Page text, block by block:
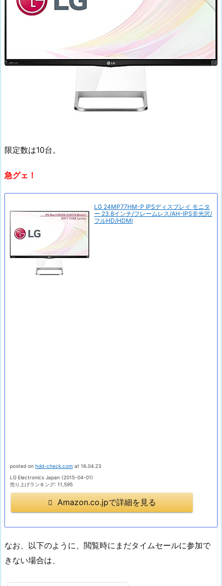
限定数は10台。
急グェ！
LG 24MP77HM-P IPSディスプレイ モニタ
ー 23.8インチ/フレームレス/AH-IPS非光沢/
フルHD/HDMI
posted on hdd-check.com at 16.04.23
LG Electronics Japan (2015-04-01)
売り上げランキング: 11,595
Amazon.co.jpで詳細を見る
なお、以下のように、閲覧時にまだタイムセールに参加で
きない場合は、